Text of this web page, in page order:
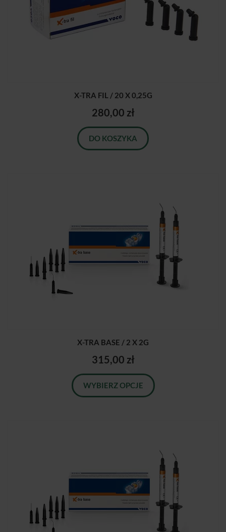
X-TRA FIL / 20 X 0,25G
280,00 zł
DO KOSZYKA
X-TRA BASE / 2 X 2G
315,00 zł
WYBIERZ OPCJE